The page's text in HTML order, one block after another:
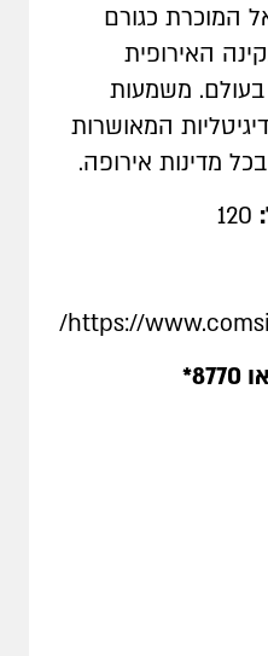
המוכרת כגורם
האירופית
משמעות
המאושרות
מדינות אירופה.
https://
/
או 8770*